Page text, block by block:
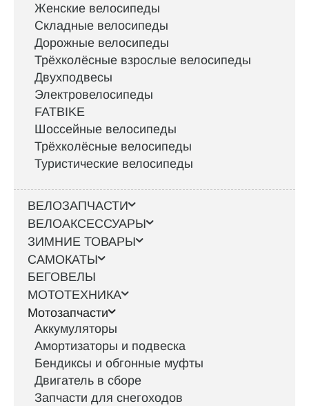
Женские велосипеды
Складные велосипеды
Дорожные велосипеды
Трёхколёсные взрослые велосипеды
Двухподвесы
Электровелосипеды
FATBIKE
Шоссейные велосипеды
Трёхколёсные велосипеды
Туристические велосипеды
ВЕЛОЗАПЧАСТИ
ВЕЛОАКСЕССУАРЫ
ЗИМНИЕ ТОВАРЫ
САМОКАТЫ
БЕГОВЕЛЫ
МОТОТЕХНИКА
Мотозапчасти
Аккумуляторы
Амортизаторы и подвеска
Бендиксы и обгонные муфты
Двигатель в сборе
Запчасти для снегоходов